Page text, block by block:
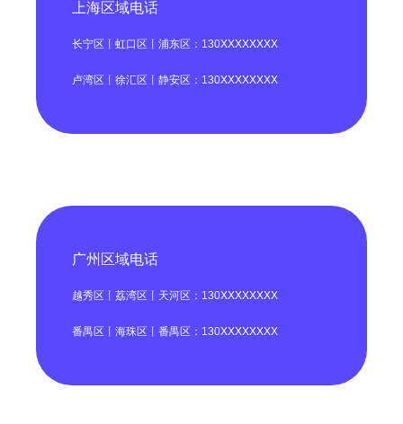
上海区域电话
长宁区丨虹口区丨浦东区：130XXXXXXXX
卢湾区丨徐汇区丨静安区：130XXXXXXXX
广州区域电话
越秀区丨荔湾区丨天河区：130XXXXXXXX
番禺区丨海珠区丨番禺区：130XXXXXXXX